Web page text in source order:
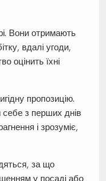
Вони отримають
вдалі угоди,
оцінить їхні
пропозицію.
з перших днів
і зрозуміє,
за що
у посаді або